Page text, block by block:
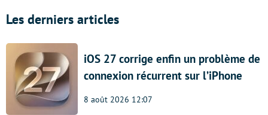
Les derniers articles
iOS 27 corrige enfin un problème de
connexion récurrent sur l’iPhone
8 août 2026 12:07